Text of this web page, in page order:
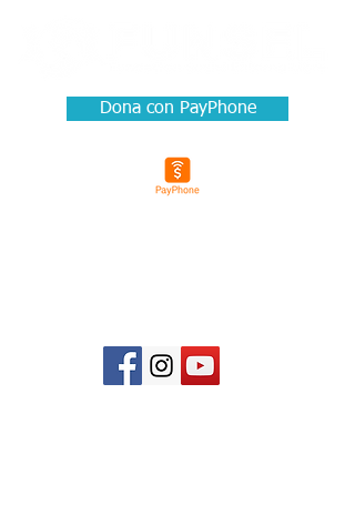
Dona con PayPhone